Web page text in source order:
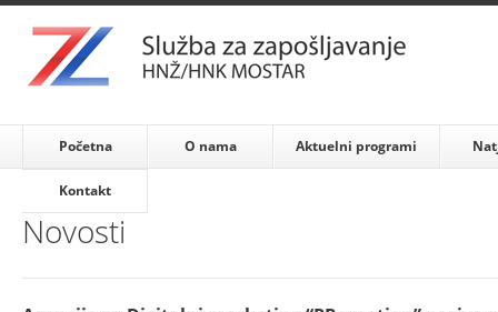
Početna O nama Aktuelni programi
Kontakt
Novosti